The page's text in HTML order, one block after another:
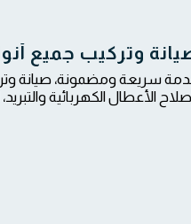
في شرق الرياض على مدار 24 ساعة بخدمة سريعة
الأعطال الكهربائية